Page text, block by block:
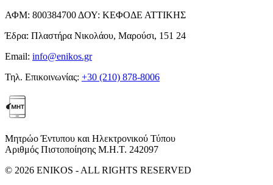
ΑΦΜ: 800384700 ΔΟΥ: ΚΕΦΟΔΕ ΑΤΤΙΚΗΣ
Έδρα: Πλαστήρα Νικολάου, Μαρούσι, 151 24
Email: info@enikos.gr
Τηλ. Επικοινωνίας: +30 (210) 878-8006
Μητρώο Έντυπου και Ηλεκτρονικού Τύπου
Αριθμός Πιστοποίησης Μ.Η.Τ. 242097
© 2026 ENIKOS - ALL RIGHTS RESERVED